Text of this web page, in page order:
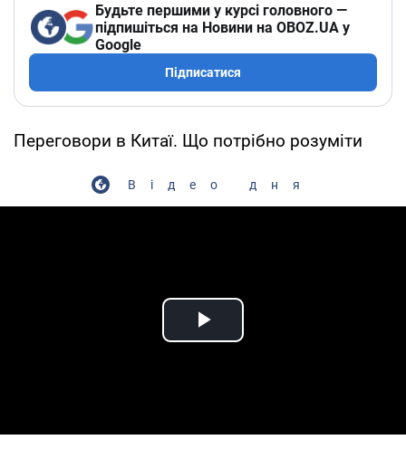
Будьте першими у курсі головного —
підпишіться на Новини на OBOZ.UA у
Google
Підписатися
Переговори в Китаї. Що потрібно розуміти
Відео дня
Play Video